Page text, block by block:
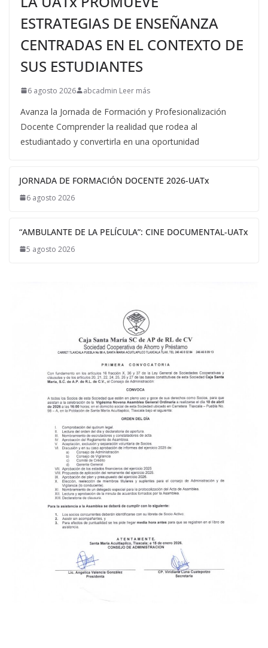
ESTRATEGIAS DE ENSEÑANZA
CENTRADAS EN EL CONTEXTO DE
SUS ESTUDIANTES
6 agosto 2026 abcadmin Leer más
Avanza la Jornada de Formación y Profesionalización
Docente Comprender la realidad que rodea al
estudiantado y convertirla en una oportunidad
JORNADA DE FORMACIÓN DOCENTE 2026-UATx
6 agosto 2026
“AMBULANTE DE LA PELÍCULA”: CINE DOCUMENTAL-UATx
5 agosto 2026